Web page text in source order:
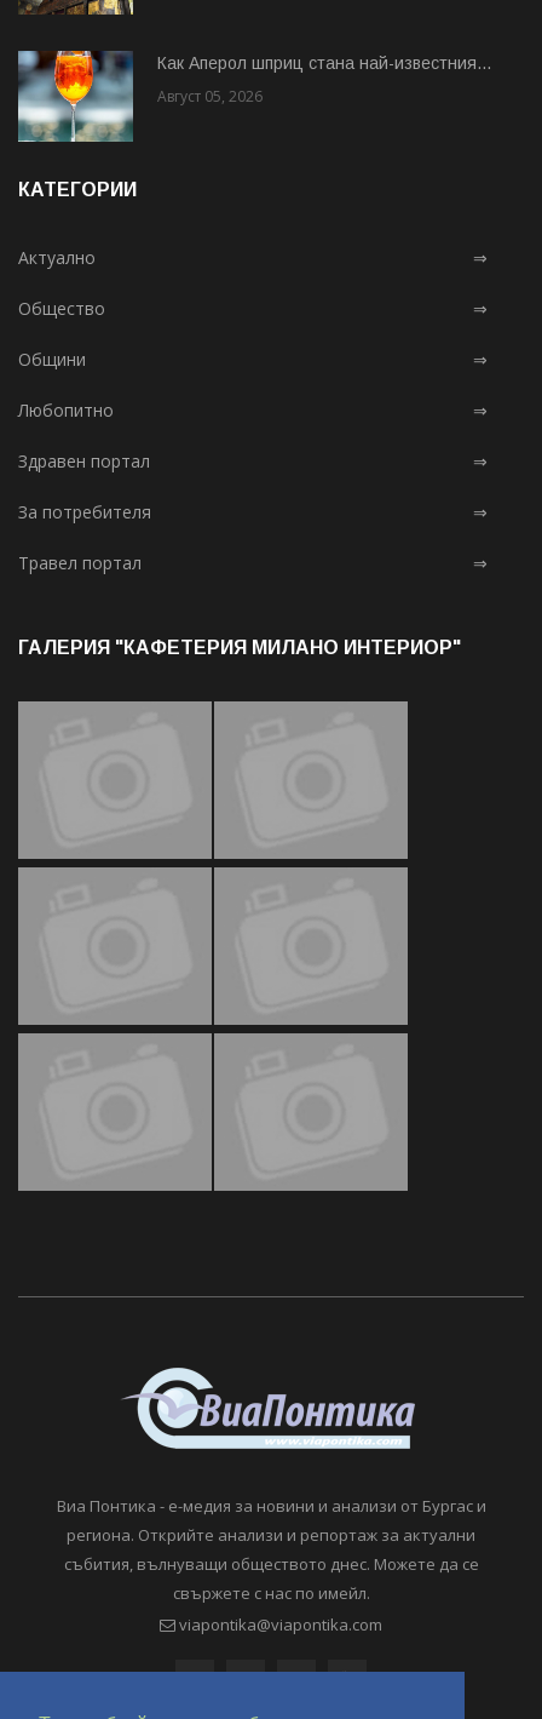
Как Аперол шприц стана най-известния...
Август 05, 2026
КАТЕГОРИИ
Актуално ⇒
Общество ⇒
Общини ⇒
Любопитно ⇒
Здравен портал ⇒
За потребителя ⇒
Травел портал ⇒
ГАЛЕРИЯ "КАФЕТЕРИЯ МИЛАНО ИНТЕРИОР"
Виа Понтика - е-медия за новини и анализи от Бургас и
региона. Открийте анализи и репортаж за актуални
събития, вълнуващи обществото днес. Можете да се
свържете с нас по имейл.
viapontika@viapontika.com